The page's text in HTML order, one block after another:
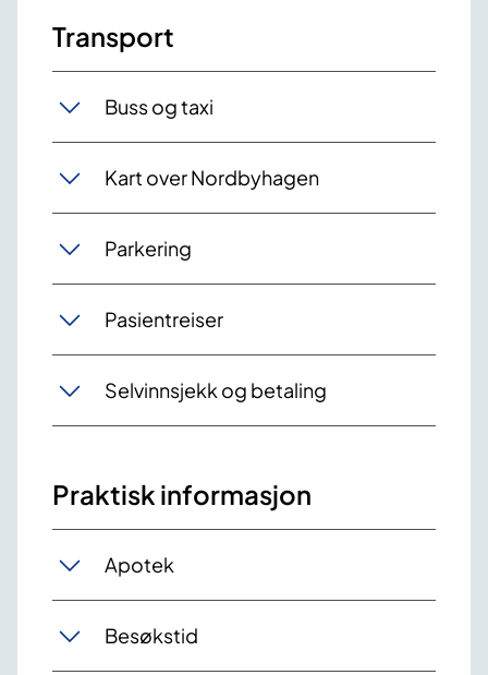
Transport
Buss og taxi
Kart over Nordbyhagen
Parkering
Pasientreiser
Selvinnsjekk og betaling
Praktisk informasjon
Apotek
Besøkstid